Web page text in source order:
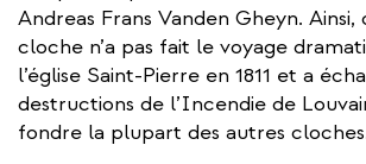
Andreas Frans Vanden Gheyn.
cloche n’a pas fait le voyage
l’église Saint-Pierre en 1811 et a
destructions de l’Incendie de
fondre la plupart des autres